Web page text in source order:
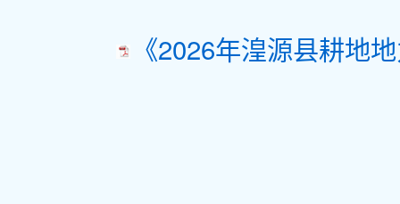
《2026年湟源县耕地